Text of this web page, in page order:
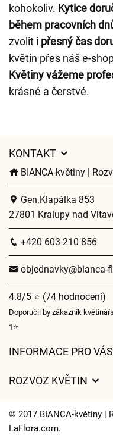
kohokoliv. Kytice
během pracovních
zvolit i přesný čas
květin přes náš e-
Květiny vážeme
krásné a čerstvé.
KONTAKT
BIANCA-květiny |
Gen.Klapálka 853
27801 Kralupy nad
+420 603 210 856
objednavky@bianca-
4.8/5 ⭐ (74 hodnocení)
Doporučil by zákazník
1⭐
INFORMACE PRO VÁS
Pro firmy
Ochrana osobních údajů
ROZVOZ KVĚTIN
Kam doručujeme květiny
© 2017 BIANCA-květiny |
LaFlora.com.